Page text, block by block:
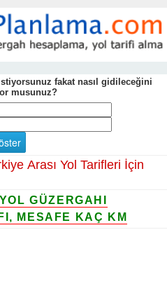
fakat nasıl gidileceğini
musunuz?
Arası Yol Tarifleri İçin
GÜZERGAHI
MESAFE KAÇ KM